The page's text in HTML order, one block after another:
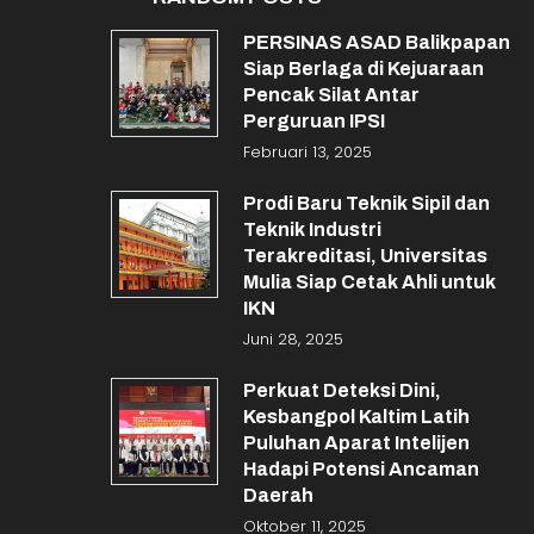
PERSINAS ASAD Balikpapan
Siap Berlaga di Kejuaraan
Pencak Silat Antar
Perguruan IPSI
Februari 13, 2025
Prodi Baru Teknik Sipil dan
Teknik Industri
Terakreditasi, Universitas
Mulia Siap Cetak Ahli untuk
IKN
Juni 28, 2025
Perkuat Deteksi Dini,
Kesbangpol Kaltim Latih
Puluhan Aparat Intelijen
Hadapi Potensi Ancaman
Daerah
Oktober 11, 2025